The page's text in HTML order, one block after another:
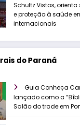
Schultz Vistos,
e proteção à saúde
internacionais
do Paraná
Guia Conheça
lançado como a
Salão do trade em